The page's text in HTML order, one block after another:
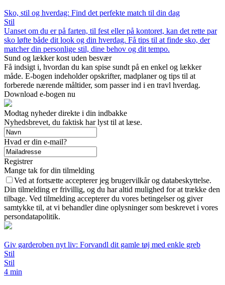
Sko, stil og hverdag: Find det perfekte match til din dag
Stil
Uanset om du er på farten, til fest eller på kontoret, kan det rette par
sko løfte både dit look og din hverdag. Få tips til at finde sko, der
matcher din personlige stil, dine behov og dit tempo.
Sund og lækker kost uden besvær
Få indsigt i, hvordan du kan spise sundt på en enkel og lækker
måde. E-bogen indeholder opskrifter, madplaner og tips til at
forberede nærende måltider, som passer ind i en travl hverdag.
Download e-bogen nu
Modtag nyheder direkte i din indbakke
Nyhedsbrevet, du faktisk har lyst til at læse.
Hvad er din e-mail?
Registrer
Mange tak for din tilmelding
Ved at fortsætte accepterer jeg brugervilkår og databeskyttelse.
Din tilmelding er frivillig, og du har altid mulighed for at trække den
tilbage. Ved tilmelding accepterer du vores betingelser og giver
samtykke til, at vi behandler dine oplysninger som beskrevet i vores
persondatapolitik.
Giv garderoben nyt liv: Forvandl dit gamle tøj med enkle greb
Stil
Stil
4 min